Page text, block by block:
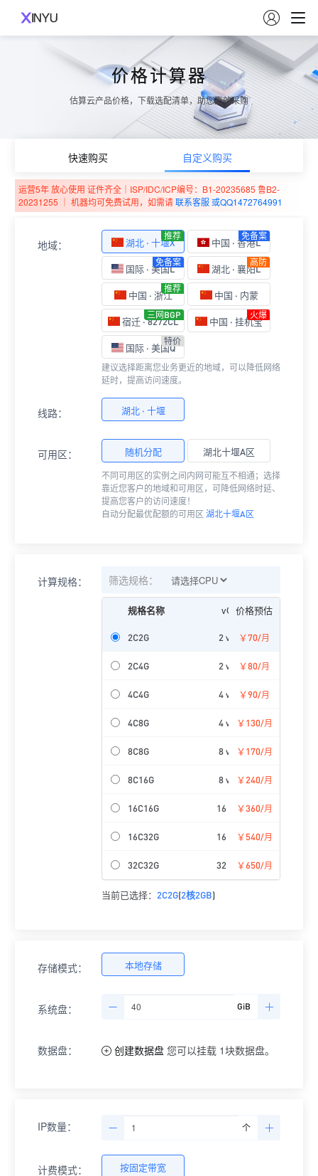

价格计算器
估算云产品价格，下载选配清单，助您高效采购
快速购买 自定义购买
运营5年 放心使用 证件齐全｜ISP/IDC/ICP编号：B1-20235685 鲁B2-
20231255 ｜ 机器均可免费试用，如需请联系客服 或QQ1472764991
地域： 湖北 · 十堰X
推荐
中国 · 香港L
免备案
国际 · 美国L
免备案
湖北 · 襄阳L
高防
中国 · 浙江
推荐
中国 · 内蒙
宿迁 · 8272CL
三网BGP
中国 · 挂机宝
火爆
国际 · 美国Q
特价
建议选择距离您业务更近的地域，可以降低网络
延时，提高访问速度。
线路： 湖北 · 十堰
可用区： 随机分配 湖北十堰A区
不同可用区的实例之间内网可能互不相通；选择
靠近您客户的地域和可用区，可降低网络时延、
提高您客户的访问速度！
自动分配最优配额的可用区 湖北十堰A区
计算规格： 筛选规格：
规格名称 vCPU 内存
价格预估
2C2G 2 vCPU￥70/月
2C4G 2 vCPU￥80/月
4C4G 4 vCPU￥90/月
4C8G 4 vCPU 8GiB
￥130/月
8C8G 8 vCPU 8GiB
￥170/月
8C16G 8 vCPU 16GiB
￥240/月
16C16G 16 vCPU 16GiB
￥360/月
16C32G 16 vCPU 32GiB
￥540/月
32C32G 32 vCPU 32GiB
￥650/月
当前已选择： 2C2G(2核2GB)
存储模式： 本地存储
系统盘： GiB
数据盘： 创建数据盘 您可以挂载 1块数据盘。
IP数量： 个
计费模式： 按固定带宽